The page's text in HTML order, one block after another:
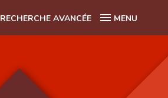
RECHERCHE AVANCÉE MENU